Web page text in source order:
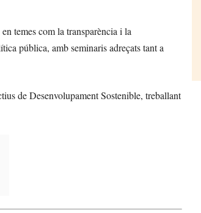
temes com la transparència i la
pública, amb seminaris adreçats tant a
de Desenvolupament Sostenible, treballant